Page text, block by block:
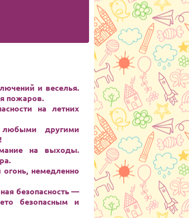
и веселья.
пожаров.
на летних
другими
на выходы.
немедленно
безопасность —
безопасным и